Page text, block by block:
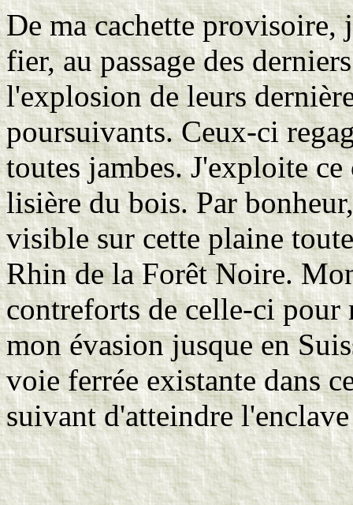
De ma cachette provisoire,
fier, au passage des
l'explosion de leurs
poursuivants. Ceux-ci
toutes jambes. J'exploite
lisière du bois. Par
visible sur cette plaine
Rhin de la Forêt Noire.
contreforts de celle-ci
mon évasion jusque en
voie ferrée existante dans
suivant d'atteindre